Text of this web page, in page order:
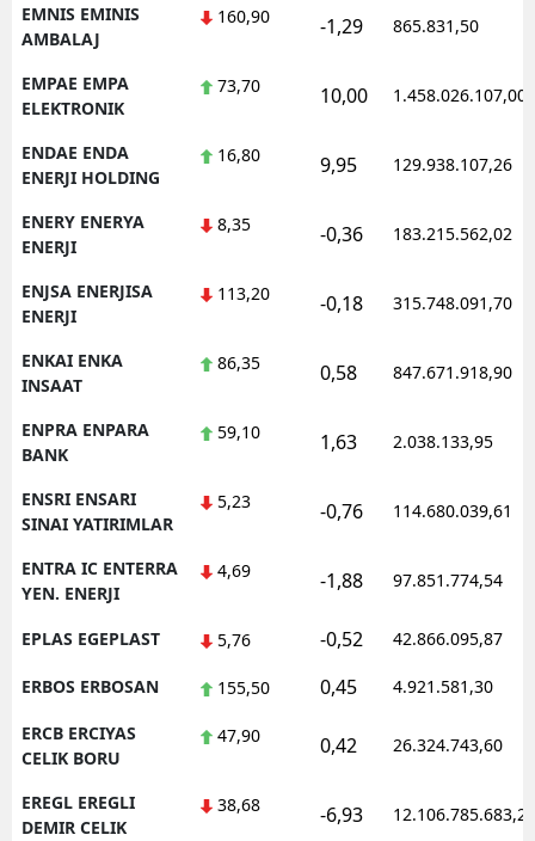
EMNIS EMINIS
AMBALAJ
160,90 -1,29 865.831,50
EMPAE EMPA
ELEKTRONIK
73,70 10,00 1.458.026.107,00
ENDAE ENDA
ENERJI HOLDING
16,80 9,95 129.938.107,26
ENERY ENERYA
ENERJI
8,35 -0,36 183.215.562,02
ENJSA ENERJISA
ENERJI
113,20 -0,18 315.748.091,70
ENKAI ENKA
INSAAT
86,35 0,58 847.671.918,90
ENPRA ENPARA
BANK
59,10 1,63 2.038.133,95
ENSRI ENSARI
SINAI YATIRIMLAR
5,23 -0,76 114.680.039,61
ENTRA IC ENTERRA
YEN. ENERJI
4,69 -1,88 97.851.774,54
EPLAS EGEPLAST 5,76 -0,52 42.866.095,87
ERBOS ERBOSAN 155,50 0,45 4.921.581,30
ERCB ERCIYAS
CELIK BORU
47,90 0,42 26.324.743,60
EREGL EREGLI
DEMIR CELIK
38,68 -6,93 12.106.785.683,20